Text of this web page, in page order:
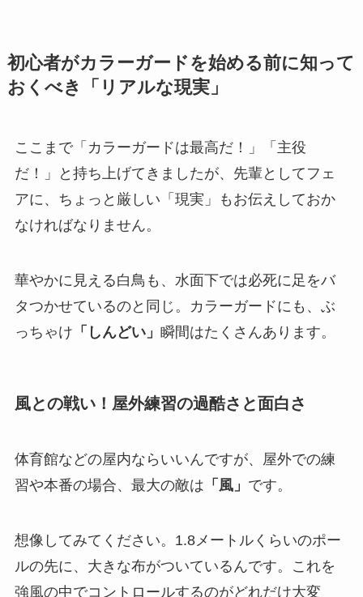
初心者がカラーガードを始める前に知って
おくべき「リアルな現実」
ここまで「カラーガードは最高だ！」「主役
だ！」と持ち上げてきましたが、先輩としてフェ
アに、ちょっと厳しい「現実」もお伝えしておか
なければなりません。
華やかに見える白鳥も、水面下では必死に足をバ
タつかせているのと同じ。カラーガードにも、ぶ
っちゃけ 「しんどい」 瞬間はたくさんあります。
風との戦い！屋外練習の過酷さと面白さ
体育館などの屋内ならいいんですが、屋外での練
習や本番の場合、最大の敵は 「風」 です。
想像してみてください。1.8メートルくらいのポー
ルの先に、大きな布がついているんです。これを
強風の中でコントロールするのがどれだけ大変